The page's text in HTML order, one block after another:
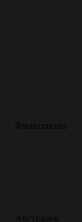
Филиппины
Австралия